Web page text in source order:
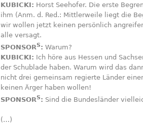
KUBICKI: Horst Seehofer. Die erste
ihm (Anm. d. Red.: Mittlerweile liegt die
wir wollen jetzt keinen persönlich
alle versagt.
SPONSORS: Warum?
KUBICKI: Ich höre aus Hessen und
der Schublade haben. Warum wird das
nicht drei gemeinsam regierte Länder
keinen Ärger haben wollen!
SPONSORS: Sind die Bundesländer
(…)